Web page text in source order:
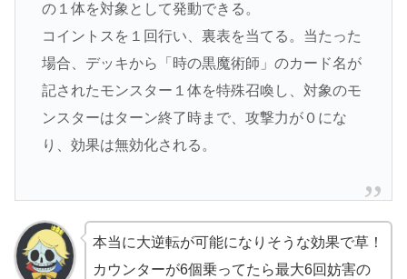
の１体を対象として発動できる。
コイントスを１回行い、裏表を当てる。当たった
場合、デッキから「時の黒魔術師」のカード名が
記されたモンスター１体を特殊召喚し、対象のモ
ンスターはターン終了時まで、攻撃力が０にな
り、効果は無効化される。
本当に大逆転が可能になりそうな効果で草！
カウンターが6個乗ってたら最大6回妨害の